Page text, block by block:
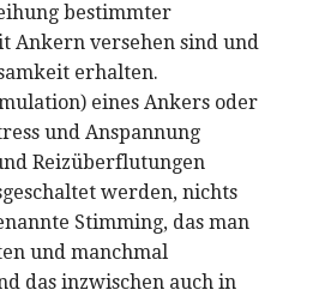
bestimmter
Ankern versehen sind und
erhalten.
eines Ankers oder
und Anspannung
Reizüberflutungen
werden, nichts
Stimming, das man
und manchmal
das inzwischen auch in